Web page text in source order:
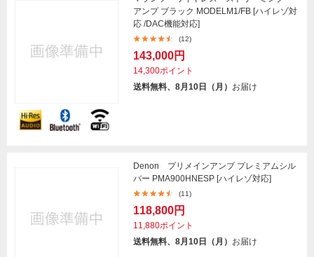
アンプ ブラック MODELM1/FB [ハイレゾ対
応 /DAC機能対応]
(12)
143,000円
14,300ポイント
送料無料、8月10日（月） お届け
Denon プリメインアンプ プレミアムシル
バー PMA900HNESP [ハイレゾ対応]
(11)
118,800円
11,880ポイント
送料無料、8月10日（月） お届け